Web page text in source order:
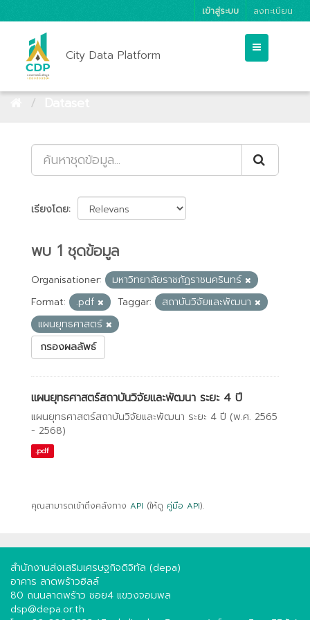
เข้าสู่ระบบ ลงทะเบียน
City Data Platform
เรียงโดย
พบ 1 ชุดข้อมูล
Organisationer:
มหาวิทยาลัยราชภัฏราชนครินทร์
Format:
.pdf Taggar:
สถาบันวิจัยและพัฒนา
แผนยุทธศาสตร์
กรองผลลัพธ์
แผนยุทธศาสตร์สถาบันวิจัยและพัฒนา ระยะ 4 ปี
แผนยุทธศาสตร์สถาบันวิจัยและพัฒนา ระยะ 4 ปี (พ.ศ. 2565
- 2568)
.pdf
คุณสามารถเข้าถึงคลังทาง API (ให้ดู คู่มือ API).
สำนักงานส่งเสริมเศรษฐกิจดิจิทัล (depa)
อาคาร ลาดพร้าวฮิลล์
80 ถนนลาดพร้าว ซอย4 แขวงจอมพล
dsp@depa.or.th